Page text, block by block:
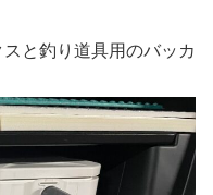
と釣り道具用のバッカ